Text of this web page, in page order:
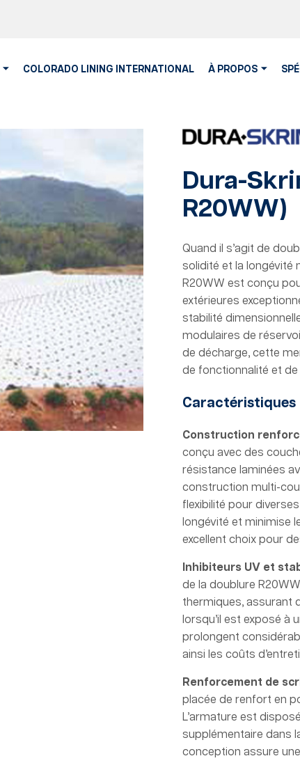
COLORADO LINING INTERNATIONAL À PROPOS
Dura-
R20WW)
Quand il s’agit de
solidité et la longévité
R20WW est conçu
extérieures
stabilité
modulaires de
de décharge, cette
de fonctionnalité et de
Caractéristiques
Construction
conçu avec des
résistance laminées
construction multi-
flexibilité pour
longévité et minimise
excellent choix pour
Inhibiteurs UV et
de la doublure
thermiques, assurant
lorsqu’il est exposé à
prolongent
ainsi les coûts
Renforcement de
placée de renfort en
L’armature est
supplémentaire dans
conception assure